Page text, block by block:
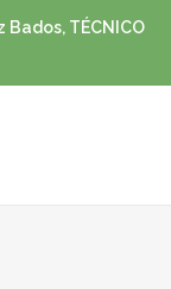
Bados, TÉCNICO